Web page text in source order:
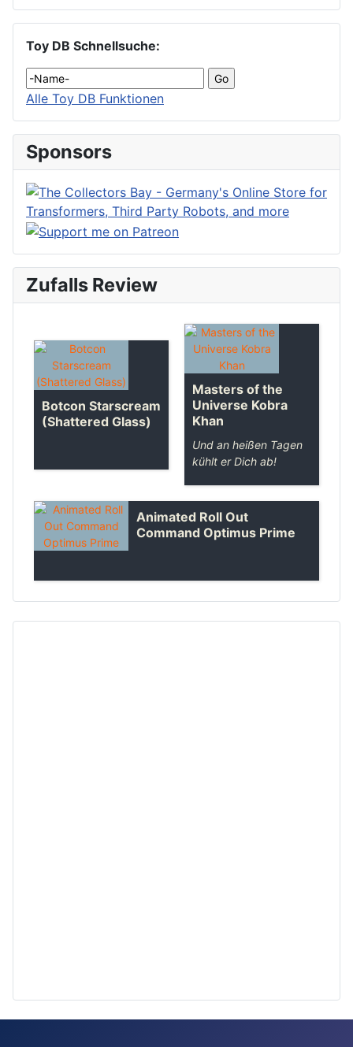
Toy DB Schnellsuche:
Alle Toy DB Funktionen
Sponsors
Zufalls Review
Botcon Starscream
(Shattered Glass)
Masters of the
Universe Kobra
Khan
Und an heißen Tagen
kühlt er Dich ab!
Animated Roll Out
Command Optimus Prime